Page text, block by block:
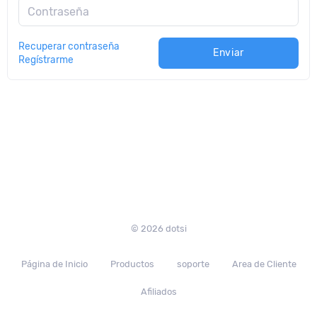
Contraseña
Recuperar contraseña
Regístrarme
Enviar
© 2026 dotsi
Página de Inicio Productos soporte Area de Cliente
Afiliados